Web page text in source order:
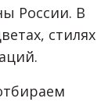
России. В
стилях